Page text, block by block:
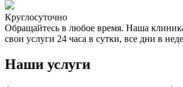
Круглосуточно
Обращайтесь в любое время. Наша
свои услуги 24 часа в сутки, все дни в
Наши услуги